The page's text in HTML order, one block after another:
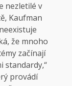
nezletilé v
Kaufman
že mnoho
začínají
standardy,“
provádí